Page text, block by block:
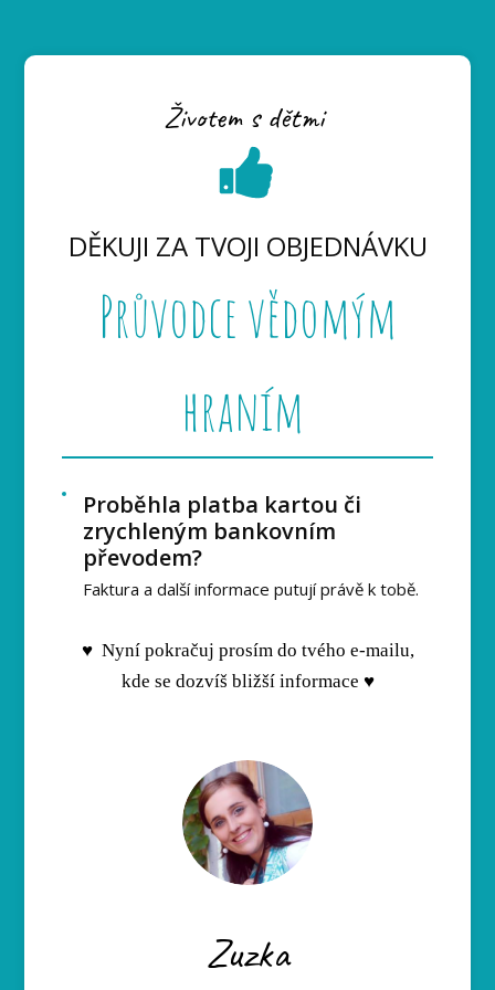
Životem s dětmi
DĚKUJI ZA TVOJI OBJEDNÁVKU
Průvodce vědomým
hraním
Proběhla platba kartou či
zrychleným bankovním
převodem?
Faktura a další informace putují právě k tobě.
♥ Nyní pokračuj prosím do tvého e-mailu,
kde se dozvíš bližší informace ♥
Zuzka